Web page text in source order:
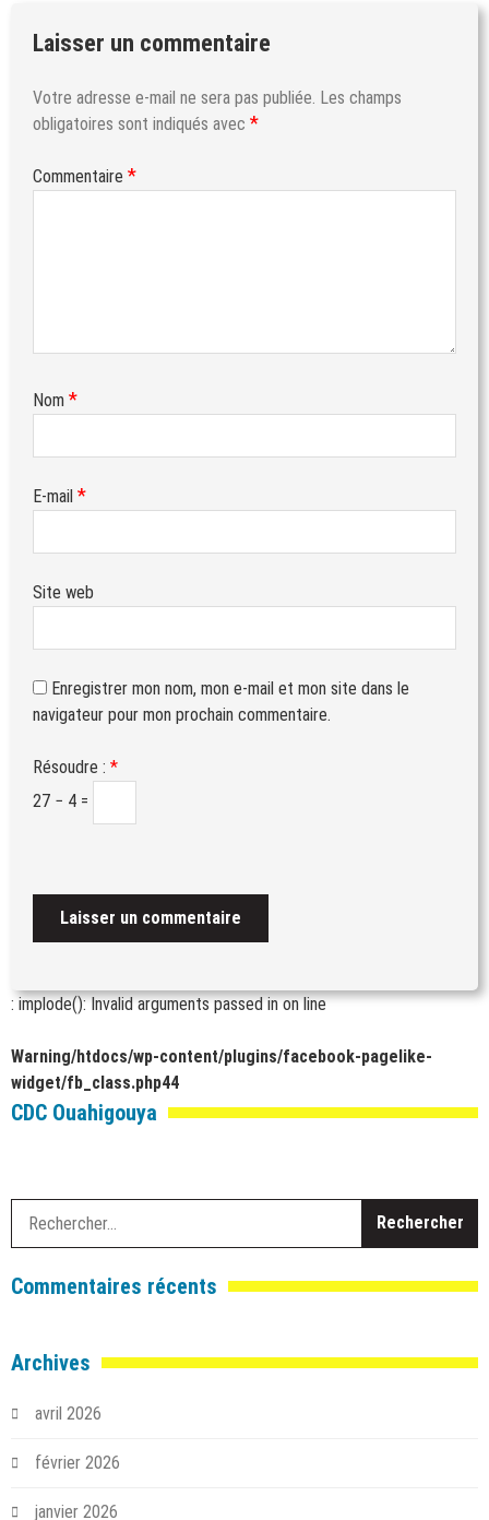
Laisser un commentaire
Votre adresse e-mail ne sera pas publiée. Les champs
obligatoires sont indiqués avec *
Commentaire *
Nom *
E-mail *
Site web
Enregistrer mon nom, mon e-mail et mon site dans le
navigateur pour mon prochain commentaire.
Résoudre : *
27 − 4 =
: implode(): Invalid arguments passed inon line
Warning/htdocs/wp-content/plugins/facebook-pagelike-
widget/fb_class.php44
CDC Ouahigouya
Commentaires récents
Archives
avril 2026
février 2026
janvier 2026